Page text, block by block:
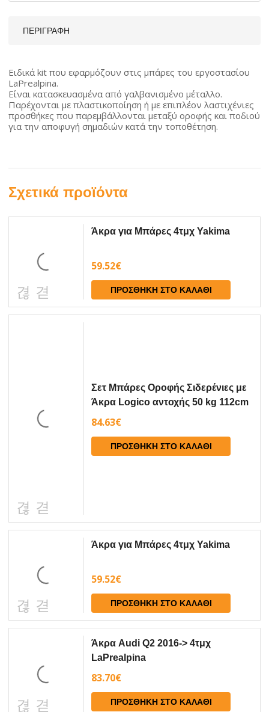
ΠΕΡΙΓΡΑΦΉ
Ειδικά kit που εφαρμόζουν στις μπάρες του εργοστασίου
LaPrealpina.
Είναι κατασκευασμένα από γαλβανισμένo μέταλλο.
Παρέχονται με πλαστικοποίηση ή με επιπλέον λαστιχένιες
προσθήκες που παρεμβάλλονται μεταξύ οροφής και ποδιού
για την αποφυγή σημαδιών κατά την τοποθέτηση.
Σχετικά προϊόντα
Άκρα για Μπάρες 4τμχ Yakima
59.52€
ΠΡΟΣΘΉΚΗ ΣΤΟ ΚΑΛΆΘΙ
Σετ Μπάρες Οροφής Σιδερένιες με
Άκρα Logico αντοχής 50 kg 112cm
Swift 1996-2004 3D Cam
84.63€
ΠΡΟΣΘΉΚΗ ΣΤΟ ΚΑΛΆΘΙ
Άκρα για Μπάρες 4τμχ Yakima
59.52€
ΠΡΟΣΘΉΚΗ ΣΤΟ ΚΑΛΆΘΙ
Άκρα Audi Q2 2016-> 4τμχ
LaPrealpina
83.70€
ΠΡΟΣΘΉΚΗ ΣΤΟ ΚΑΛΆΘΙ